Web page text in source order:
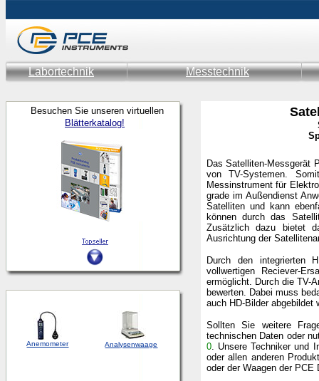
Labortechnik Messtechnik
Besuchen Sie unseren virtuellen
Blätterkatalog!
Anemometer Analysenwaage
Das Satelliten-Messgerät
von TV-Systemen.
Messinstrument für
grade im Außendienst
Satelliten und kann
können durch das
Zusätzlich dazu bietet
Ausrichtung der
Durch den integrierten
vollwertigen Reciever-
ermöglicht. Durch die TV-
bewerten. Dabei muss
auch HD-Bilder abgebildet
Sollten Sie weitere
technischen Daten oder
0. Unsere Techniker und
oder allen anderen
oder der Waagen der PCE